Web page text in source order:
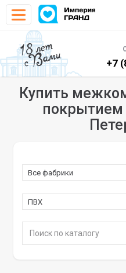
18 лет
с Вами
640 90 48 +7
Купить
покрытием
Все фабрики
ПВХ